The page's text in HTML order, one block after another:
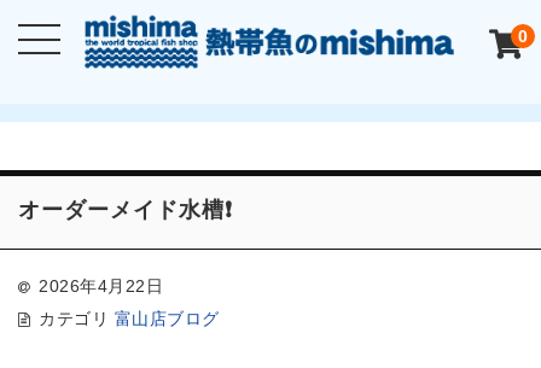
0
オーダーメイド水槽❗️
2026年4月22日
カテゴリ 富山店ブログ